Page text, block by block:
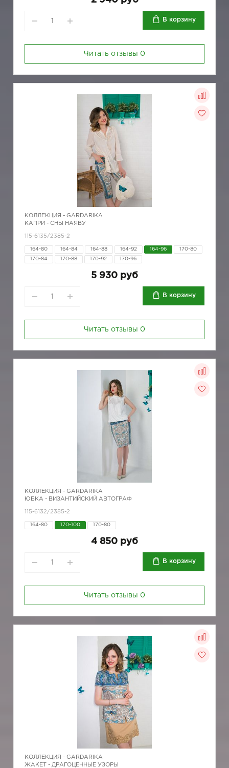
В корзину
Читать отзывы 0
КОЛЛЕКЦИЯ - GARDARIKA
КАПРИ - СНЫ НАЯВУ
115-6135/2385-2
164-80 164-84 164-88 164-92 164-96 170-80
170-84 170-88 170-92 170-96
5 930 руб
В корзину
Читать отзывы 0
КОЛЛЕКЦИЯ - GARDARIKA
ЮБКА - ВИЗАНТИЙСКИЙ АВТОГРАФ
115-6132/2385-2
164-80 170-100 170-80
4 850 руб
В корзину
Читать отзывы 0
КОЛЛЕКЦИЯ - GARDARIKA
ЖАКЕТ - ДРАГОЦЕННЫЕ УЗОРЫ